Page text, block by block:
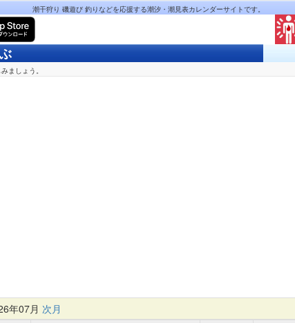
潮干狩り 磯遊び 釣りなどを応援する潮汐・潮見表カレンダーサイトです。
ましょう。
年07月 次月